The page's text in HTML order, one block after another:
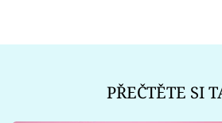
PŘEČTĚTE SI